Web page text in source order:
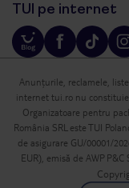
TUI pe internet
Anunțurile, reclamele,
internet tui.ro nu
Organizatoare pentru
România SRL este TUI
de asigurare GU/00001/
EUR), emisă de AWP